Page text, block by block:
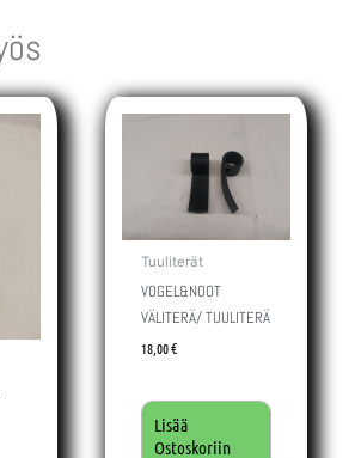
Tuuliterät
VOGEL&NOOT
VÄLITERÄ/ TUULITERÄ
18,00€
Lisää
Ostoskoriin